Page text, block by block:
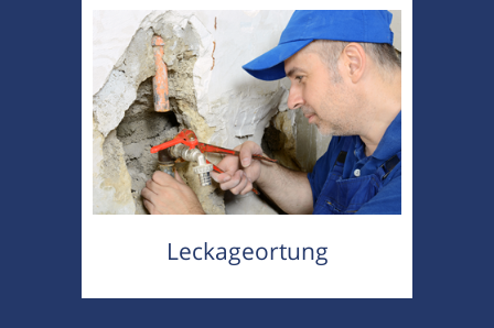
Leckageortung